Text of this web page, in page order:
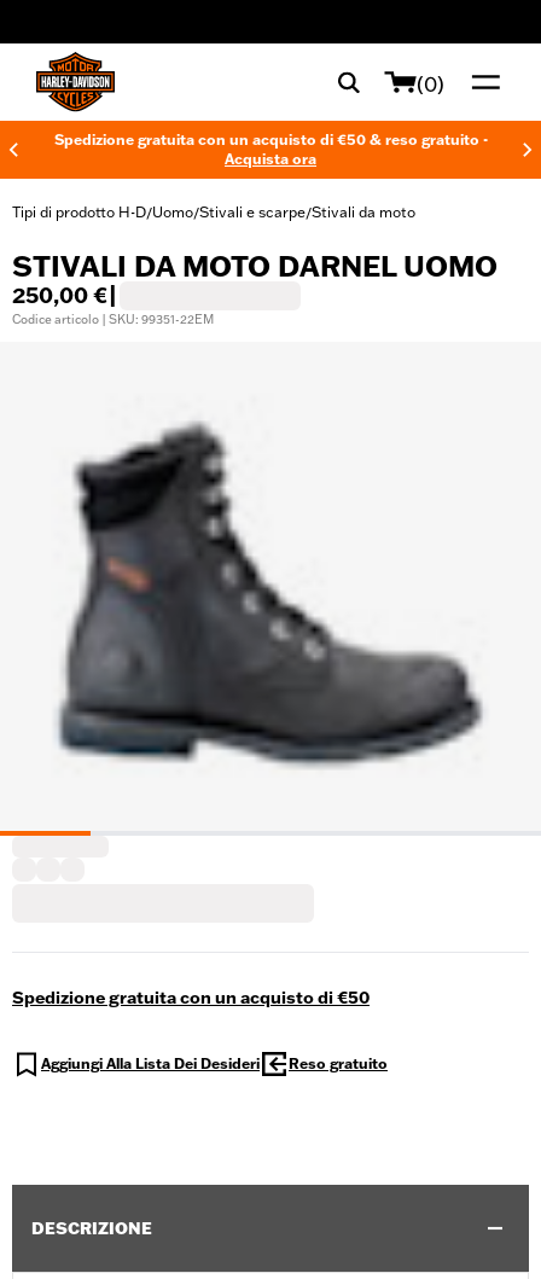
(0)
Spedizione gratuita con un acquisto di €50 & reso gratuito -
Acquista ora
Tipi di prodotto H-D/Uomo/Stivali e scarpe/Stivali da moto
STIVALI DA MOTO DARNEL UOMO
250,00 €
Codice articolo | SKU: 99351-22EM
Spedizione gratuita con un acquisto di €50
Aggiungi Alla Lista Dei Desideri Reso gratuito
DESCRIZIONE